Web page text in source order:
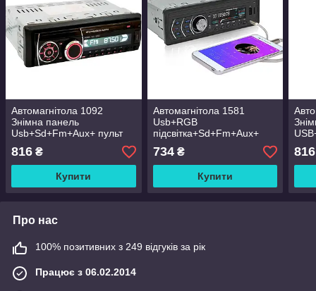
Автомагнітола 1092
Знімна панель
Usb+Sd+Fm+Aux+ пульт
816 ₴
Купити
Автомагнітола 1581
Usb+RGB
підсвітка+Sd+Fm+Aux+
пульт (4x50W)
734₴
Купити
816
Про нас
100% позитивних з 249 відгуків за рік
Працює з 06.02.2014